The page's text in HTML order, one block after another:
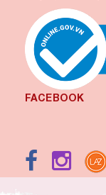
FACEBOOK